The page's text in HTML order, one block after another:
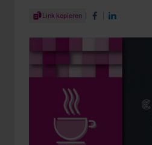
Share Article
Link kopieren Share on Facebook
Share on